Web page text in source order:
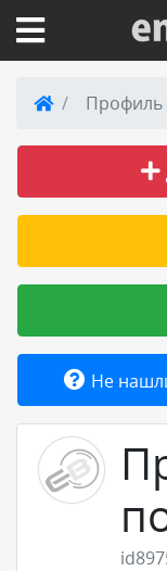
Вход на сайт
Поиск по
Справка
Товары и
Добавить
Профиль
Не